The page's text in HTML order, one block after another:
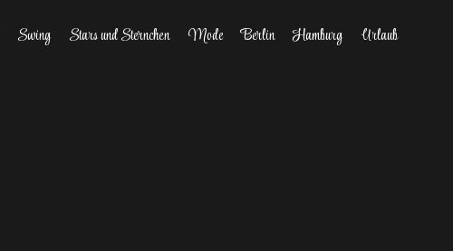
Swing Stars und Sternchen Mode Berlin Hamburg Urlaub